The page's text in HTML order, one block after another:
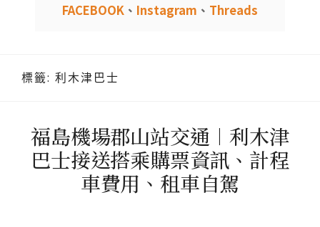
FACEBOOK 、 Instagram 、 Threads
標籤: 利木津巴士
福島機場郡山站交通︱利木津
巴士接送搭乘購票資訊、計程
車費用、租車自駕